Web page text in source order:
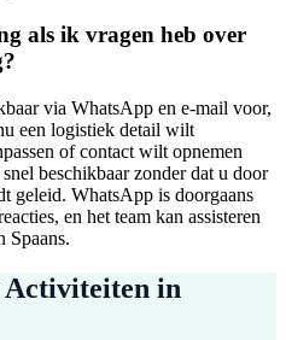
als ik vragen heb over
via WhatsApp en e-mail voor,
een logistiek detail wilt
of contact wilt opnemen
beschikbaar zonder dat u door
geleid. WhatsApp is doorgaans
en het team kan assisteren
Spaans.
in